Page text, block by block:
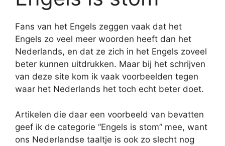
Fans van het Engels zeggen vaak dat het
Engels zo veel meer woorden heeft dan het
Nederlands, en dat ze zich in het Engels zoveel
beter kunnen uitdrukken. Maar bij het schrijven
van deze site kom ik vaak voorbeelden tegen
waar het Nederlands het toch echt beter doet.
Artikelen die daar een voorbeeld van bevatten
geef ik de categorie “Engels is stom” mee, want
ons Nederlandse taaltje is ook zo slecht nog